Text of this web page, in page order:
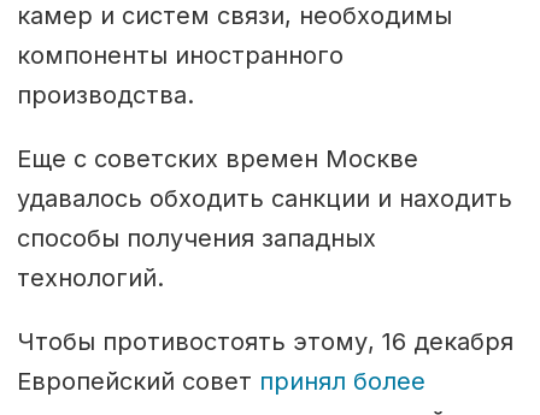
камер и систем связи, необходимы
компоненты иностранного
производства.
Еще с советских времен Москве
удавалось обходить санкции и находить
способы получения западных
технологий.
Чтобы противостоять этому, 16 декабря
Европейский совет принял более